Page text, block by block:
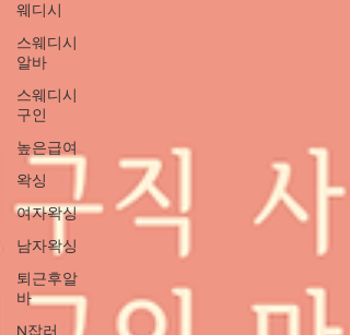
웨디시
스웨디시
알바
스웨디시
구인
높은급여
왁싱
여자왁싱
남자왁싱
퇴근후알
바
N잡러